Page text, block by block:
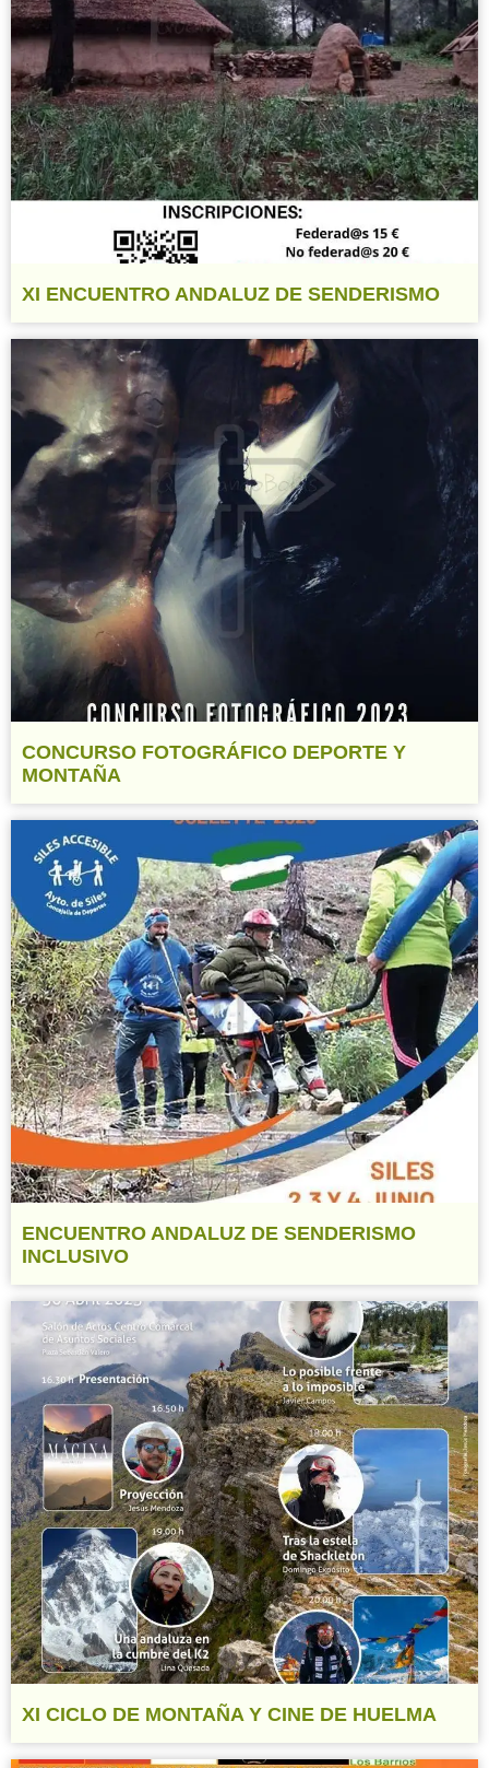
XI ENCUENTRO ANDALUZ DE SENDERISMO
CONCURSO FOTOGRÁFICO DEPORTE Y
MONTAÑA
ENCUENTRO ANDALUZ DE SENDERISMO
INCLUSIVO
XI CICLO DE MONTAÑA Y CINE DE HUELMA